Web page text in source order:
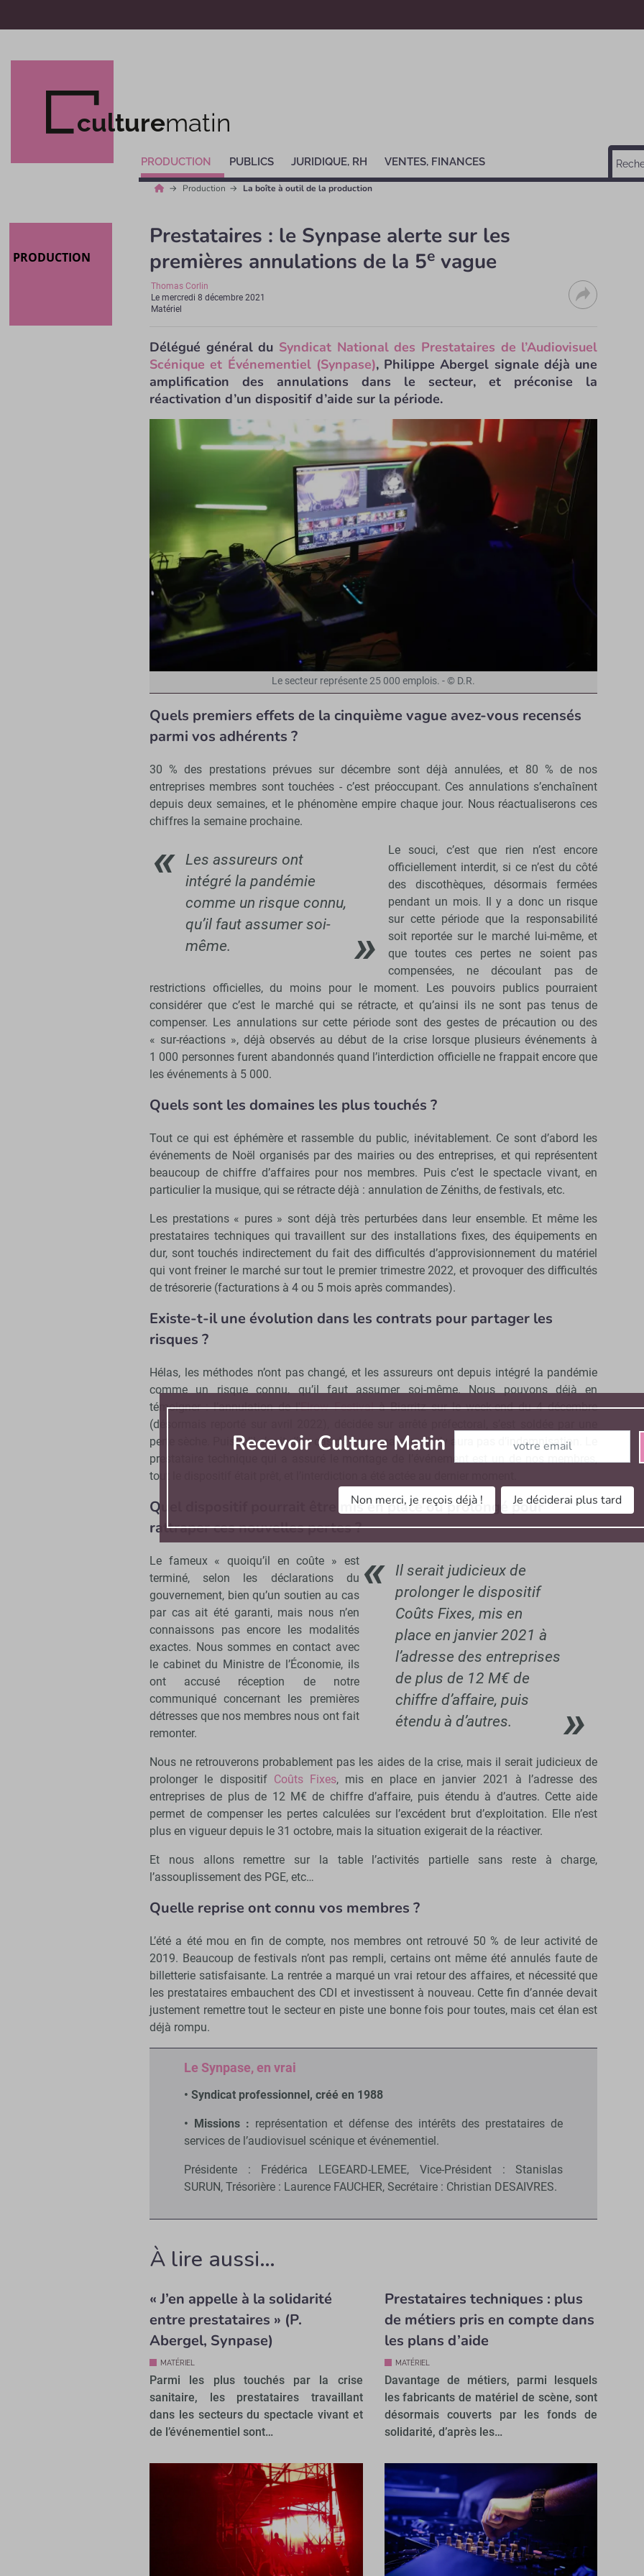
culturematin
PRODUCTION PUBLICS JURIDIQUE, RH VENTES, FINANCES
Production La boîte à outil de la production
PRODUCTION
Prestataires : le Synpase alerte sur les
premières annulations de la 5e vague
Thomas Corlin
Lemercredi 8 décembre 2021
Matériel
Délégué général du Syndicat National des Prestataires de l’Audiovisuel
Scénique et Événementiel (Synpase), Philippe Abergel signale déjà une
amplification des annulations dans le secteur, et préconise la
réactivation d’un dispositif d’aide sur la période.
Le secteur représente 25 000 emplois. - © D.R.
Quels premiers effets de la cinquième vague avez-vous recensés
parmi vos adhérents ?
30 % des prestations prévues sur décembre sont déjà annulées, et 80 % de nos
entreprises membres sont touchées - c’est préoccupant. Ces annulations s’enchaînent
depuis deux semaines, et le phénomène empire chaque jour. Nous réactualiserons ces
chiffres la semaine prochaine.
Les assureurs ont
intégré la pandémie
comme un risque connu,
qu’il faut assumer soi-
même.
Le souci, c’est que rien n’est encore
officiellement interdit, si ce n’est du côté
des discothèques, désormais fermées
pendant un mois. Il y a donc un risque
sur cette période que la responsabilité
soit reportée sur le marché lui-même, et
que toutes ces pertes ne soient pas
compensées, ne découlant pas de
restrictions officielles, du moins pour le moment. Les pouvoirs publics pourraient
considérer que c’est le marché qui se rétracte, et qu’ainsi ils ne sont pas tenus de
compenser. Les annulations sur cette période sont des gestes de précaution ou des
« sur-réactions », déjà observés au début de la crise lorsque plusieurs événements à
1 000 personnes furent abandonnés quand l’interdiction officielle ne frappait encore que
les événements à 5 000.
Quels sont les domaines les plus touchés ?
Tout ce qui est éphémère et rassemble du public, inévitablement. Ce sont d’abord les
événements de Noël organisés par des mairies ou des entreprises, et qui représentent
beaucoup de chiffre d’affaires pour nos membres. Puis c’est le spectacle vivant, en
particulier la musique, qui se rétracte déjà : annulation de Zéniths, de festivals, etc.
Les prestations « pures » sont déjà très perturbées dans leur ensemble. Et même les
prestataires techniques qui travaillent sur des installations fixes, des équipements en
dur, sont touchés indirectement du fait des difficultés d’approvisionnement du matériel
qui vont freiner le marché sur tout le premier trimestre 2022, et provoquer des difficultés
de trésorerie (facturations à 4 ou 5 mois après commandes).
Existe-t-il une évolution dans les contrats pour partager les
risques ?
Hélas, les méthodes n’ont pas changé, et les assureurs ont depuis intégré la pandémie
comme un risque connu, qu’il faut assumer soi-même. Nous pouvons déjà en
témoigner : l’annulation de l'Elrow Festivalà Biarritz sur le week-end du 4 décembre
(désormais reporté sur avril 2022), décidée sur arrêté préfectoral, s’est soldée par une
perte sèche. Puisqu’il s’agit d’un cas de force majeure, il n’y aura pas d’indemnisation. Le
prestataire technique qui a assuré le montage de l’événement est un de nos membres,
tout le dispositif était prêt, et l’interdiction a été actée au dernier moment.
Quel dispositif pourrait être mis en place ou prolongé pour
rattraper ces nouvelles pertes ?
Il serait judicieux de
prolonger le dispositif
Coûts Fixes, mis en
place en janvier 2021 à
l’adresse des entreprises
de plus de 12 M€ de
chiffre d’affaire, puis
étendu à d’autres.
Le fameux « quoiqu’il en coûte » est
terminé, selon les déclarations du
gouvernement, bien qu’un soutien au cas
par cas ait été garanti, mais nous n’en
connaissons pas encore les modalités
exactes. Nous sommes en contact avec
le cabinet du Ministre de l’Économie, ils
ont accusé réception de notre
communiqué concernant les premières
détresses que nos membres nous ont fait
remonter.
Nous ne retrouverons probablement pas les aides de la crise, mais il serait judicieux de
prolonger le dispositif Coûts Fixes, mis en place en janvier 2021 à l’adresse des
entreprises de plus de 12 M€ de chiffre d’affaire, puis étendu à d’autres. Cette aide
permet de compenser les pertes calculées sur l’excédent brut d’exploitation. Elle n’est
plus en vigueur depuis le 31 octobre, mais la situation exigerait de la réactiver.
Et nous allons remettre sur la table l’activités partielle sans reste à charge,
l’assouplissement des PGE, etc…
Quelle reprise ont connu vos membres ?
L’été a été mou en fin de compte, nos membres ont retrouvé 50 % de leur activité de
2019. Beaucoup de festivals n’ont pas rempli, certains ont même été annulés faute de
billetterie satisfaisante. La rentrée a marqué un vrai retour des affaires, et nécessité que
les prestataires embauchent des CDI et investissent à nouveau. Cette fin d’année devait
justement remettre tout le secteur en piste une bonne fois pour toutes, mais cet élan est
déjà rompu.
Le Synpase, en vrai
• Syndicat professionnel, créé en 1988
• Missions : représentation et défense des intérêts des prestataires de
services de l’audiovisuel scénique et événementiel.
Présidente : Frédérica LEGEARD-LEMEE, Vice-Président : Stanislas
SURUN, Trésorière : Laurence FAUCHER, Secrétaire : Christian DESAIVRES.
À lire aussi…
« J’en appelle à la solidarité
entre prestataires » (P.
Abergel, Synpase)
MATÉRIEL
Parmi les plus touchés par la crise
sanitaire, les prestataires travaillant
dans les secteurs du spectacle vivant et
de l’événementiel sont…
Prestataires techniques : plus
de métiers pris en compte dans
les plans d’aide
MATÉRIEL
Davantage de métiers, parmi lesquels
les fabricants de matériel de scène, sont
désormais couverts par les fonds de
solidarité, d’après les…
Recevoir Culture Matin Abonnez-vous à notre
Non merci, je reçois déjà ! Je déciderai plus tard